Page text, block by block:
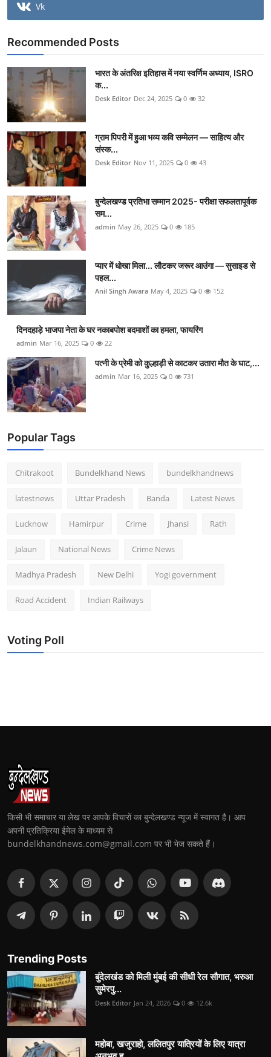
Vk
Recommended Posts
भारत के अंतरिक्ष इतिहास में नया स्वर्णिम अध्याय, ISRO
क...
Desk Editor Dec 24, 2025 0 32
ग्राम पिपरी में हुआ भव्य कवि सम्मेलन — साहित्य और
संस्क...
Desk Editor Nov 11, 2025 0 43
बुन्देलखण्ड प्रतिभा सम्मान 2025- परीक्षा सफलतापूर्वक
सम...
admin May 26, 2025 0 185
प्यार में धोखा मिला... लौटकर जरूर आउंगा — सुसाइड से
पहल...
Anil Singh Awara May 4, 2025 0 152
दिनदहाड़े भाजपा नेता के घर नकाबपोश बदमाशों का हमला, फायरिंग
admin Mar 16, 2025 0 22
पत्नी के प्रेमी को कुल्हाड़ी से काटकर उतारा मौत के घाट,...
admin Mar 16, 2025 0 731
Popular Tags
Chitrakoot Bundelkhand News bundelkhandnews
latestnews Uttar Pradesh Banda Latest News
Lucknow Hamirpur Crime Jhansi Rath
Jalaun National News Crime News
Madhya Pradesh New Delhi Yogi government
Road Accident Indian Railways
Voting Poll
किसी भी समाचार या लेख पर आपके विचारों का बुन्देलखण्ड न्यूज में स्वागत है। आप
अपनी प्रतिक्रिया ईमेल के माध्यम से
bundelkhandnews.com@gmail.com पर भी भेज सकते हैं।
Trending Posts
बुंदेलखंड को मिली मुंबई की सीधी रेल सौगात, भरुआ
सुमेरपु...
Desk Editor Jan 24, 2026 0 12.6k
महोबा, खजुराहो, ललितपुर यात्रियों के लिए यात्रा